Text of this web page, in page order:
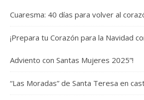
Cuaresma: 40 días para volver al
¡Prepara tu Corazón para la Navidad
Adviento con Santas Mujeres 2025”!
“Las Moradas” de Santa Teresa en